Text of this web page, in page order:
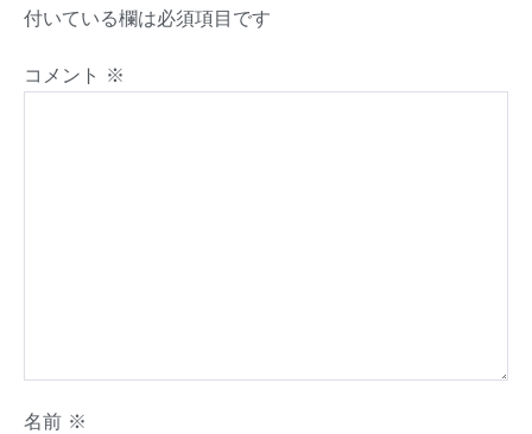
付いている欄は必須項目です
コメント ※
名前 ※